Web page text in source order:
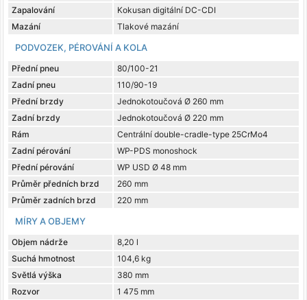
Zapalování
Kokusan digitální DC-CDI
Mazání
Tlakové mazání
PODVOZEK, PÉROVÁNÍ A KOLA
Přední pneu
80/100-21
Zadní pneu
110/90-19
Přední brzdy
Jednokotoučová Ø 260 mm
Zadní brzdy
Jednokotoučová Ø 220 mm
Rám
Centrální double-cradle-type 25CrMo4
Zadní pérování
WP-PDS monoshock
Přední pérování
WP USD Ø 48 mm
Průměr předních brzd
260 mm
Průměr zadních brzd
220 mm
MÍRY A OBJEMY
Objem nádrže
8,20 l
Suchá hmotnost
104,6 kg
Světlá výška
380 mm
Rozvor
1 475 mm